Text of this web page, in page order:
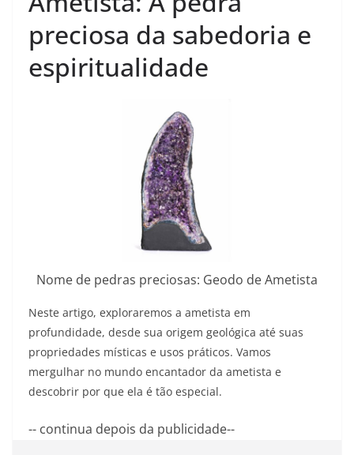
preciosa da sabedoria e
espiritualidade
Nome de pedras preciosas: Geodo de Ametista
Neste artigo, exploraremos a ametista em
profundidade, desde sua origem geológica até suas
propriedades místicas e usos práticos. Vamos
mergulhar no mundo encantador da ametista e
descobrir por que ela é tão especial.
-- continua depois da publicidade--